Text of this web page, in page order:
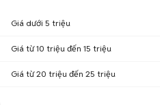
Giá dưới 5 triệu
Giá từ 10 triệu đến 15 triệu
Giá từ 20 triệu đến 25 triệu